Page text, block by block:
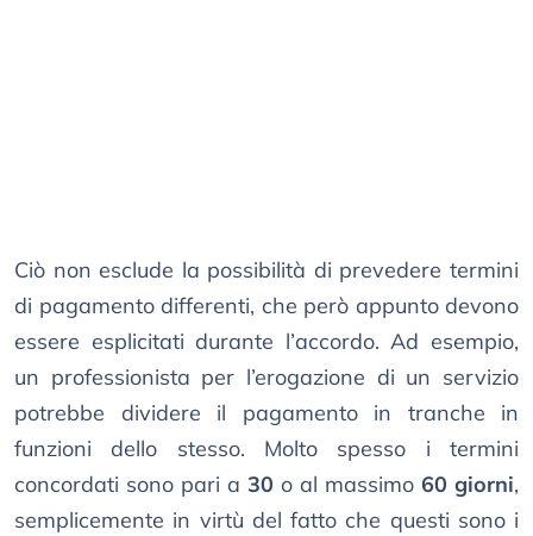
Ciò non esclude la possibilità di prevedere termini
di pagamento differenti, che però appunto devono
essere esplicitati durante l’accordo. Ad esempio,
un professionista per l’erogazione di un servizio
potrebbe dividere il pagamento in tranche in
funzioni dello stesso. Molto spesso i termini
concordati sono pari a 30 o al massimo 60 giorni,
semplicemente in virtù del fatto che questi sono i